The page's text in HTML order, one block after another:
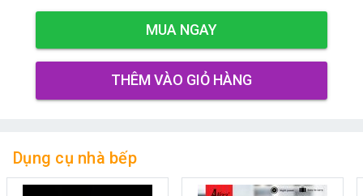
MUA NGAY
THÊM VÀO GIỎ HÀNG
Dụng cụ nhà bếp